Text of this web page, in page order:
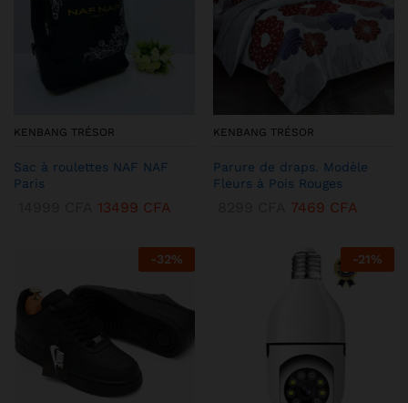
KENBANG TRÉSOR
Sac à roulettes NAF NAF
Paris
13499 CFA
KENBANG TRÉSOR
Parure de draps. Modèle
Fleurs à Pois Rouges
7469 CFA
-32% -21%